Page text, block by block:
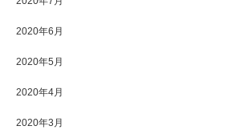
2020年6月
2020年5月
2020年4月
2020年3月